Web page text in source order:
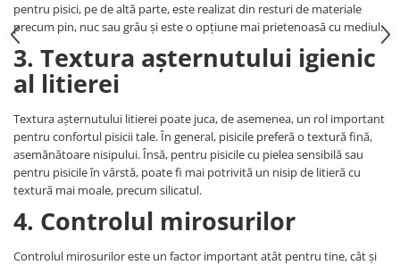
pentru pisici, pe de altă parte, este realizat din resturi de materiale
precum pin, nuc sau grâu și este o opțiune mai prietenoasă cu mediul.
3. Textura așternutului igienic
al litierei
Textura așternutului litierei poate juca, de asemenea, un rol important
pentru confortul pisicii tale. În general, pisicile preferă o textură fină,
asemănătoare nisipului. Însă, pentru pisicile cu pielea sensibilă sau
pentru pisicile în vârstă, poate fi mai potrivită un nisip de litieră cu
textură mai moale, precum silicatul.
4. Controlul mirosurilor
Controlul mirosurilor este un factor important atât pentru tine, cât și